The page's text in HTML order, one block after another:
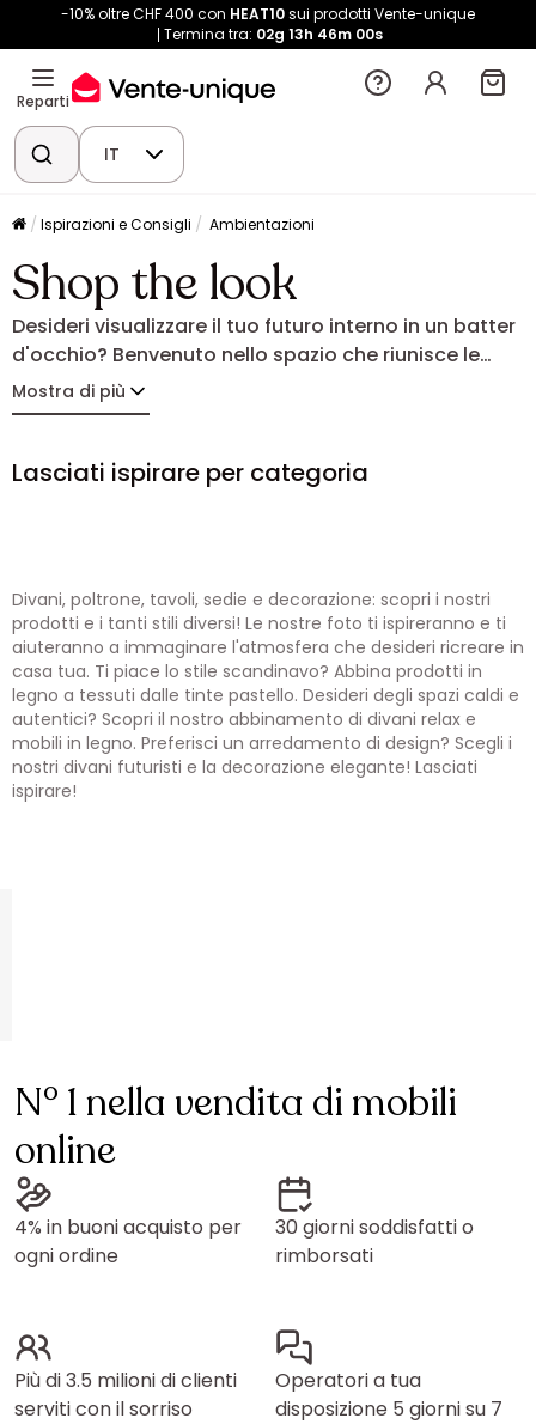
-10% oltre CHF 400 con HEAT10sui prodotti Vente-unique
Termina tra: 02g 13h 45m 59s
Reparti
IT
Ispirazioni e Consigli Ambientazioni
Shop the look
Desideri visualizzare il tuo futuro interno in un batter
d'occhio? Benvenuto nello spazio che riunisce le
nostre atmosfere più belle per aiutarti a creare un
interno che ti rispecchi. Qui, ogni decorazione
stato pensato per ispirarti e permetterti di
Mostra di più
Lasciati ispirare per categoria
Divani, poltrone, tavoli, sedie e decorazione: scopri i nostri
prodotti e i tanti stili diversi! Le nostre foto ti ispireranno e ti
aiuteranno a immaginare l'atmosfera che desideri ricreare in
casa tua. Ti piace lo stile scandinavo? Abbina prodotti in
legno a tessuti dalle tinte pastello. Desideri degli spazi caldi e
autentici? Scopri il nostro abbinamento di divani relax e
mobili in legno. Preferisci un arredamento di design? Scegli i
nostri divani futuristi e la decorazione elegante! Lasciati
ispirare!
N° 1 nella vendita di mobili
online
4% in buoni acquisto per
ogni ordine
30 giorni soddisfatti o
rimborsati
Più di 3.5 milioni di clienti
serviti con il sorriso
Operatori a tua
disposizione 5 giorni su 7